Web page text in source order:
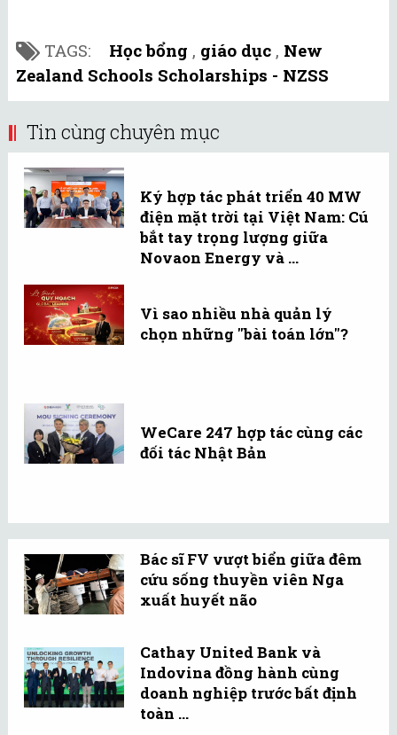
TAGS: Học bổng , giáo dục , New
Zealand Schools Scholarships - NZSS
Tin cùng chuyên mục
Ký hợp tác phát triển 40 MW
điện mặt trời tại Việt Nam: Cú
bắt tay trọng lượng giữa
Novaon Energy và ...
Vì sao nhiều nhà quản lý
chọn những "bài toán lớn"?
WeCare 247 hợp tác cùng các
đối tác Nhật Bản
Bác sĩ FV vượt biển giữa đêm
cứu sống thuyền viên Nga
xuất huyết não
Cathay United Bank và
Indovina đồng hành cùng
doanh nghiệp trước bất định
toàn ...